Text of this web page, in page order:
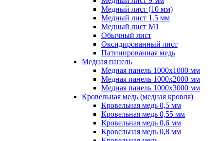
Медный лист (10 мм)
Медный лист 1.5 мм
Медный лист М1
Обычный лист
Оксидированный лист
Патинированная медь
Медная панель
Медная панель 1000x1000 мм
Медная панель 1000x2000 мм
Медная панель 1000x3000 мм
Кровельная медь (медная кровля)
Кровельная медь 0,5 мм
Кровельная медь 0,55 мм
Кровельная медь 0,6 мм
Кровельная медь 0,8 мм